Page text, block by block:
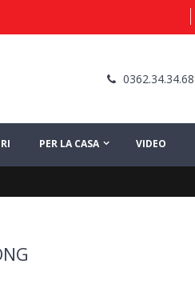
0362.34.34.68
PER LA CASA VIDEO